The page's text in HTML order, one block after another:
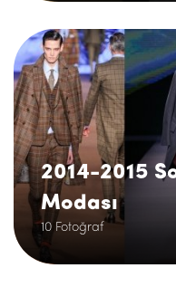
2014-2015
Modası
10 Fotoğraf